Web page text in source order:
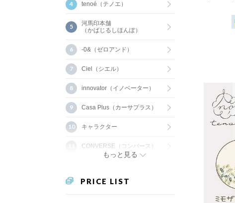
tenoé（テノエ）
河馬印本舗
（かばじるしほんぽ）
-0&（ゼロアンド）
Ciel（シエル）
innovator（イノベーター）
Casa Plus（カーサプラス）
キャラクター
CONVERSE（コンバース）
もっと見る
PRICE LIST